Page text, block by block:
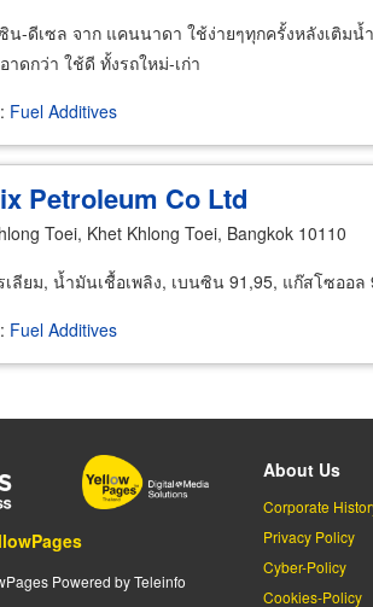
น-ดีเซล จาก แคนนาดา ใช้ง่ายๆทุกครั้งหลังเติม
าดกว่า ใช้ดี ทั้งรถใหม่-เก่า
: Fuel Additives
Petroleum Co Ltd
Toei, Khet Khlong Toei, Bangkok 10110
ลียม, น้ำมันเชื้อเพลิง, เบนซิน 91,95, แก๊สโซออล
: Fuel Additives
Powered by Teleinfo
About Us
Corporate
Privacy Policy
Cyber-Policy
Cookies-Policy